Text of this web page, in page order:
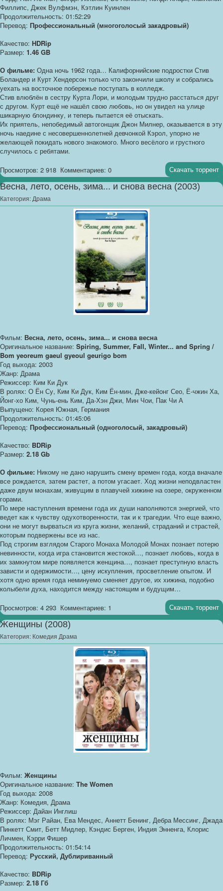
Филлипс, Джек Вулфмэн, Кэтлин Куинлен
Продолжительность: 01:52:29
Перевод: Профессиональный (многоголосый закадровый)
Качество: HDRip
Размер: 1.46 GB
О фильме: Одна ночь 1962 года… Калифорнийские подростки Стив
Боландер и Курт Хендерсон только что закончили школу и собрались
уехать на восточное побережье поступать в колледж.
Стив влюблён в сестру Курта Лори, и молодым трудно расстаться друг
с другом. Курт ещё не нашёл свою любовь, но он увидел на улице
шикарную блондинку, и теперь пытается её отыскать.
Их приятель, непобедимый автогонщик Джон Милнер, оказывается в эту
ночь наедине с несовершеннолетней девчонкой Кэрол, упорно не
желающей покидать нового знакомого. Много весёлого и грустного
случилось с ребятами.
Просмотров: 2 918 Комментариев: 0 Скачать торрент
Весна, лето, осень, зима... и снова весна (2003)
Категория: Драма
Фильм: Весна, лето, осень, зима... и снова весна
Оригинальное название: Spiring, Summer, Fall, Winter... and Spring /
Bom yeoreum gaeul gyeoul geurigo bom
Год выхода: 2003
Жанр: Драма
Режиссер: Ким Ки Дук
В ролях: О Ён Су, Ким Ки Дук, Ким Ён-мин, Дже-кейонг Сео, Ё-чжин Ха,
Йонг-хо Ким, Чунь-ень Ким, Да-Хэн Джи, Мин Чои, Пак Чи А
Выпущено: Корея Южная, Германия
Продолжительность: 01:45:06
Перевод: Профессиональный (одноголосый, закадровый)
Качество: BDRip
Размер: 2.18 Gb
О фильме: Никому не дано нарушить смену времен года, когда вначале
все рождается, затем растет, а потом угасает. Ход жизни неподвластен
даже двум монахам, живущим в плавучей хижине на озере, окруженном
горами.
По мере наступления времени года их души наполняются энергией, что
ведет как к чувству одухотворенности, так и к трагедии. Что еще важно,
они не могут вырваться из круга жизни, желаний, страданий и страстей,
которым подвержены все из нас.
Под строгим взглядом Старого Монаха Молодой Монах познает потерю
невинности, когда игра становится жестокой…, познает любовь, когда в
их замкнутом мире появляется женщина…, познает преступную власть
зависти и одержимости…, цену искупления, просветление опытом. И
хотя одно время года неминуемо сменяет другое, их хижина, подобно
колыбели духа, находится между настоящим и будущим…
Просмотров: 4 293 Комментариев: 1 Скачать торрент
Женщины (2008)
Категория: Комедия Драма
Фильм: Женщины
Оригинальное название: The Women
Год выхода: 2008
Жанр: Комедия, Драма
Режиссер: Дайан Инглиш
В ролях: Мэг Райан, Ева Мендес, Аннетт Бенинг, Дебра Мессинг, Джада
Пинкетт Смит, Бетт Мидлер, Кэндис Берген, Индия Энненга, Клорис
Личмен, Кэрри Фишер
Продолжительность: 01:54:14
Перевод: Русский, Дублириванный
Качество: BDRip
Размер: 2.18 Гб